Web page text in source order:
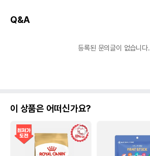
Q&A
등록된 문의글이 없습니다.
이 상품은 어떠신가요?